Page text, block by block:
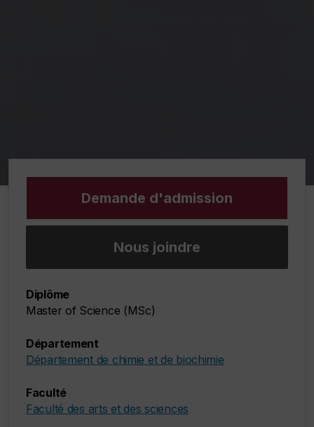
Demande d'admission
Nous joindre
Diplôme
Master of Science (MSc)
Département
Département de chimie et de biochimie
Faculté
Faculté des arts et des sciences